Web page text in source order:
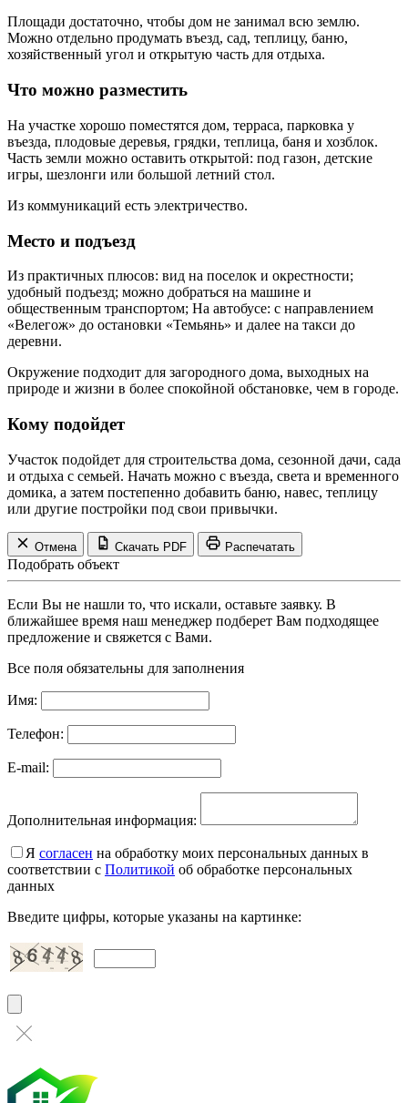
Площади достаточно, чтобы дом не занимал всю землю.
Можно отдельно продумать въезд, сад, теплицу, баню,
хозяйственный угол и открытую часть для отдыха.
Что можно разместить
На участке хорошо поместятся дом, терраса, парковка у
въезда, плодовые деревья, грядки, теплица, баня и хозблок.
Часть земли можно оставить открытой: под газон, детские
игры, шезлонги или большой летний стол.
Из коммуникаций есть электричество.
Место и подъезд
Из практичных плюсов: вид на поселок и окрестности;
удобный подъезд; можно добраться на машине и
общественным транспортом; На автобусе: с направлением
«Велегож» до остановки «Темьянь» и далее на такси до
деревни.
Окружение подходит для загородного дома, выходных на
природе и жизни в более спокойной обстановке, чем в городе.
Кому подойдет
Участок подойдет для строительства дома, сезонной дачи, сада
и отдыха с семьей. Начать можно с въезда, света и временного
домика, а затем постепенно добавить баню, навес, теплицу
или другие постройки под свои привычки.
Отмена Скачать PDF Распечатать
Подобрать объект
Если Вы не нашли то, что искали, оставьте заявку. В
ближайшее время наш менеджер подберет Вам подходящее
предложение и свяжется с Вами.
Все поля обязательны для заполнения
Имя:
Телефон:
E-mail:
Дополнительная информация:
Я согласен на обработку моих персональных данных в
соответствии с Политикой об обработке персональных
данных
Введите цифры, которые указаны на картинке: